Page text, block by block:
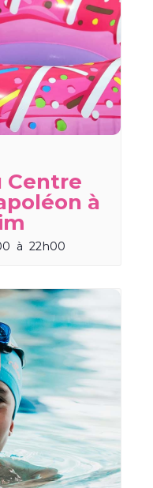
Centre
à
à 22h00